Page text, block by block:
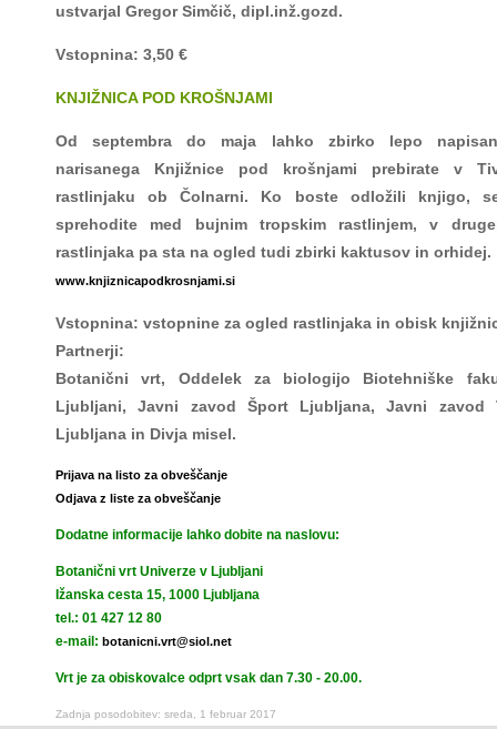
ustvarjal Gregor Simčič, dipl.inž.gozd.
Vstopnina: 3,50 €
KNJIŽNICA POD KROŠNJAMI
Od septembra do maja lahko zbirko lepo
narisanega Knjižnice pod krošnjami prebirate v
rastlinjaku ob Čolnarni. Ko boste odložili knjigo,
sprehodite med bujnim tropskim rastlinjem, v
rastlinjaka pa sta na ogled tudi zbirki kaktusov in orhidej.
www.knjiznicapodkrosnjami.si
Vstopnina: vstopnine za ogled rastlinjaka in obisk
Partnerji:
Botanični vrt, Oddelek za biologijo Biotehniške
Ljubljani, Javni zavod Šport Ljubljana, Javni zavod
Ljubljana in Divja misel.
Prijava na listo za obveščanje
Odjava z liste za obveščanje
Dodatne informacije lahko dobite na naslovu:
Botanični vrt Univerze v Ljubljani
Ižanska cesta 15, 1000 Ljubljana
tel.: 01 427 12 80
e-mail: botanicni.vrt@siol.net
Vrt je za obiskovalce odprt vsak dan 7.30 - 20.00.
Zadnja posodobitev: sreda, 1 februar 2017